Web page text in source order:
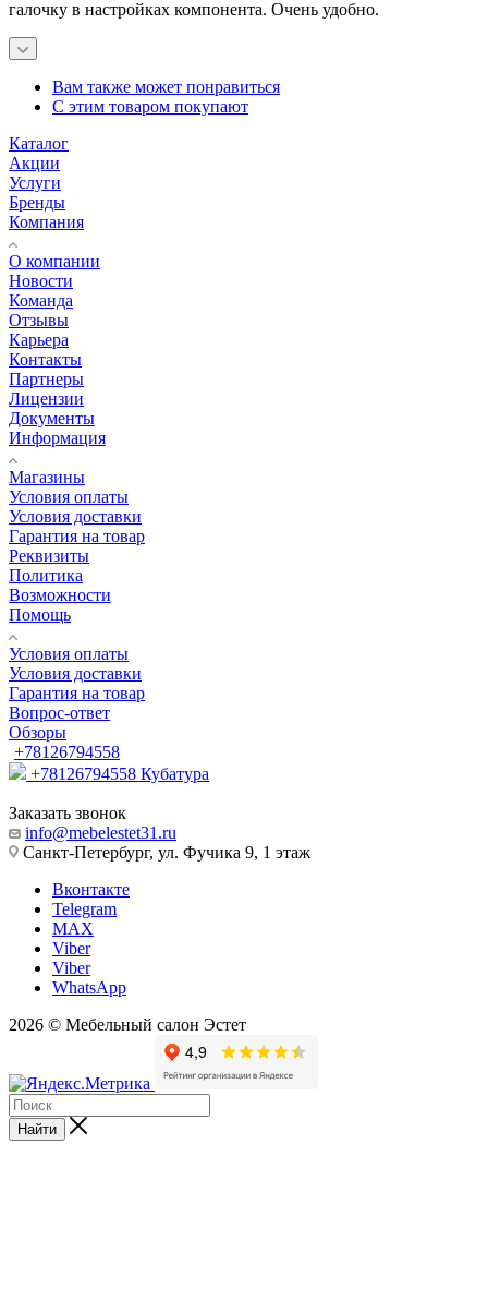
галочку в настройках компонента. Очень удобно.
Вам также может понравиться
С этим товаром покупают
Каталог
Акции
Услуги
Бренды
Компания
О компании
Новости
Команда
Отзывы
Карьера
Контакты
Партнеры
Лицензии
Документы
Информация
Магазины
Условия оплаты
Условия доставки
Гарантия на товар
Реквизиты
Политика
Возможности
Помощь
Условия оплаты
Условия доставки
Гарантия на товар
Вопрос-ответ
Обзоры
+78126794558
+78126794558 Кубатура
Заказать звонок
info@mebelestet31.ru
Санкт-Петербург, ул. Фучика 9, 1 этаж
Вконтакте
Telegram
MAX
Viber
Viber
WhatsApp
2026 © Мебельный салон Эстет
Найти